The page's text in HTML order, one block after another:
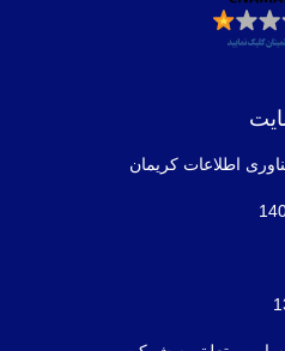
اطلاعات كريمان